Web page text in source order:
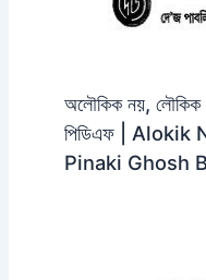
অলৌকিক নয়, লৌকিক
পিডিএফ |
Pinaki Ghosh